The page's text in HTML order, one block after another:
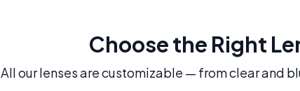
Choose the Right
All our lenses are customizable — from clear and